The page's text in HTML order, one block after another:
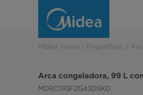
congeladora
Midea
Quattro
Midea Home Frigoríficos
Arca congeladora, 99 L
MDRC193FZG43DSKD